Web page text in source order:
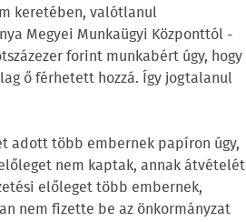
keretében, valótlanul
Megyei Munkaügyi Központtól -
forint munkabért úgy, hogy
ő férhetett hozzá. Így jogtalanul
adott több embernek papíron úgy,
nem kaptak, annak átvételét
előleget több embernek,
nem fizette be az önkormányzat